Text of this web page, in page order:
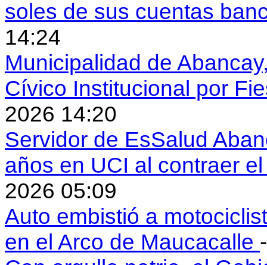
soles de sus cuentas
14:24
Municipalidad de
Cívico Institucional por
2026 14:20
Servidor de EsSalud
años en UCI al contraer
2026 05:09
Auto embistió a
en el Arco de Maucacalle